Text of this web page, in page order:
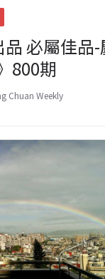
品 必屬佳品
800期
Chuan Weekly